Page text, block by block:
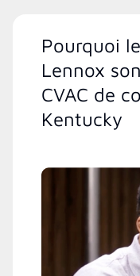
Pourquoi
Lennox
CVAC de
Kentucky